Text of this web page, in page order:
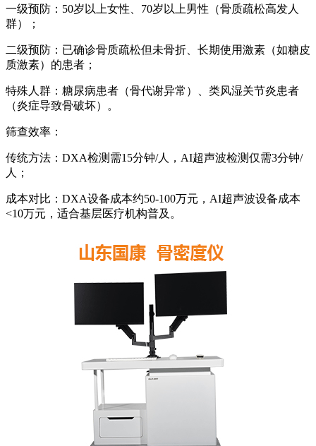
一级预防：50岁以上女性、70岁以上男性（骨质疏松高发人
群）；
二级预防：已确诊骨质疏松但未骨折、长期使用激素（如糖皮
质激素）的患者；
特殊人群：糖尿病患者（骨代谢异常）、类风湿关节炎患者
（炎症导致骨破坏）。
筛查效率：
传统方法：DXA检测需15分钟/人，AI超声波检测仅需3分钟/
人；
成本对比：DXA设备成本约50-100万元，AI超声波设备成本
<10万元，适合基层医疗机构普及。